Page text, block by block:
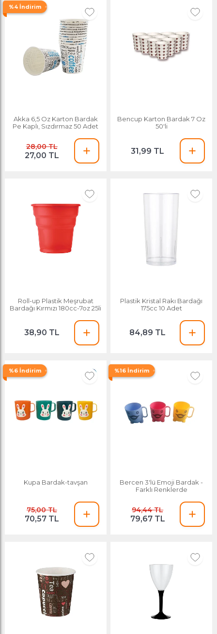
%4 İndirim
Akka 6,5 Oz Karton Bardak
Pe Kaplı, Sızdırmaz 50 Adet
28,00 TL
27,00 TL
Bencup Karton Bardak 7 Oz
50'li
31,99 TL
Roll-up Plastik Meşrubat
Bardağı Kırmızı 180cc-7oz 25li
38,90 TL
Plastik Kristal Rakı Bardağı
175cc 10 Adet
84,89 TL
%6 İndirim
Kupa Bardak-tavşan
75,00 TL
70,57 TL
%16 İndirim
Bercen 3'lü Emoji Bardak -
Farklı Renklerde
94,44 TL
79,67 TL